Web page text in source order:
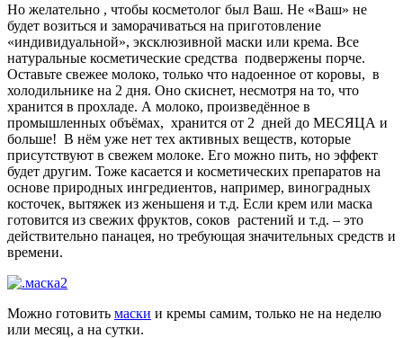
Но желательно , чтобы косметолог был Ваш. Не «Ваш» не
будет возиться и заморачиваться на приготовление
«индивидуальной», эксклюзивной маски или крема. Все
натуральные косметические средства подвержены порче.
Оставьте свежее молоко, только что надоенное от коровы, в
холодильнике на 2 дня. Оно скиснет, несмотря на то, что
хранится в прохладе. А молоко, произведённое в
промышленных объёмах, хранится от 2 дней до МЕСЯЦА и
больше! В нём уже нет тех активных веществ, которые
присутствуют в свежем молоке. Его можно пить, но эффект
будет другим. Тоже касается и косметических препаратов на
основе природных ингредиентов, например, виноградных
косточек, вытяжек из женьшеня и т.д. Если крем или маска
готовится из свежих фруктов, соков растений и т.д. – это
действительно панацея, но требующая значительных средств и
времени.
Можно готовить маски и кремы самим, только не на неделю
или месяц, а на сутки.